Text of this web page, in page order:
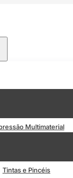
Multimaterial
Tintas e Pincéis